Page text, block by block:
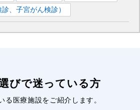
、子宮がん検診）
びで迷っている方
る医療施設をご紹介します。